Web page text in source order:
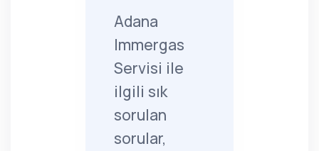
Adana
Immergas
Servisi ile
ilgili sık
sorulan
sorular,